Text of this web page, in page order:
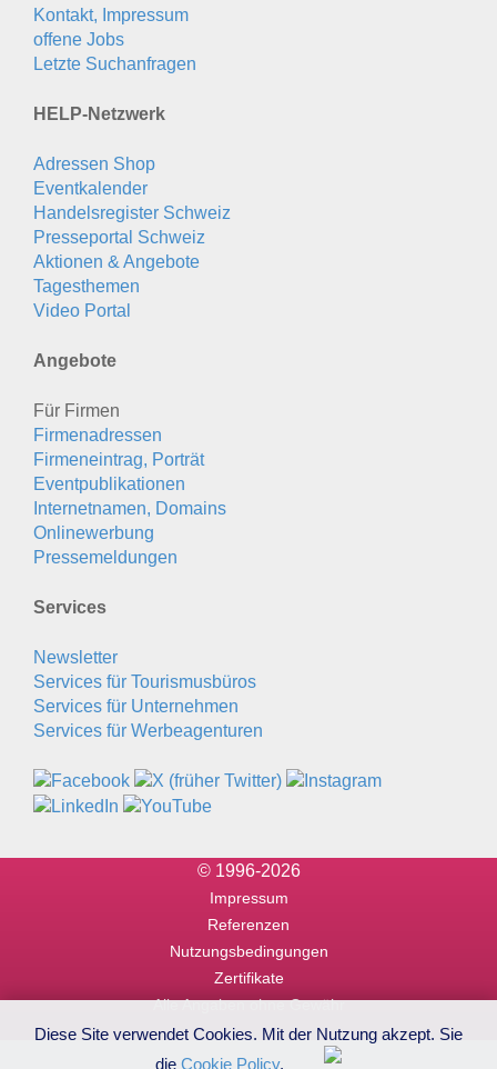
Kontakt, Impressum
offene Jobs
Letzte Suchanfragen
HELP-Netzwerk
Adressen Shop
Eventkalender
Handelsregister Schweiz
Presseportal Schweiz
Aktionen & Angebote
Tagesthemen
Video Portal
Angebote
Für Firmen
Firmenadressen
Firmeneintrag, Porträt
Eventpublikationen
Internetnamen, Domains
Onlinewerbung
Pressemeldungen
Services
Newsletter
Services für Tourismusbüros
Services für Unternehmen
Services für Werbeagenturen
© 1996-2026
Impressum
Referenzen
Nutzungsbedingungen
Zertifikate
Alle Angaben ohne Gewähr
Diese Site verwendet Cookies. Mit der Nutzung akzept. Sie
die Cookie Policy.